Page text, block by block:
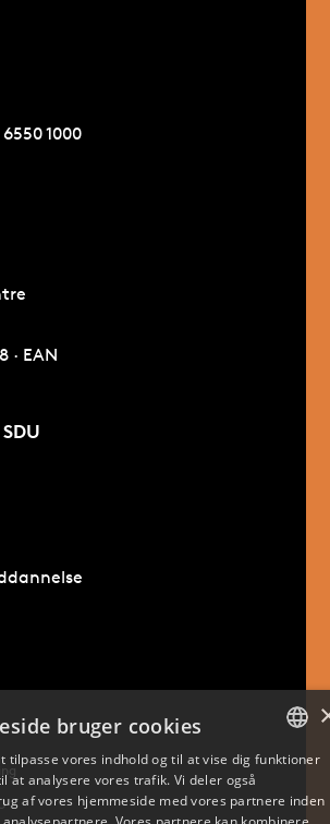
1000
· EAN
bruger cookies
tilpasse vores indhold og til at vise dig funktioner
at analysere vores trafik. Vi deler også
af vores hjemmeside med vores partnere inden